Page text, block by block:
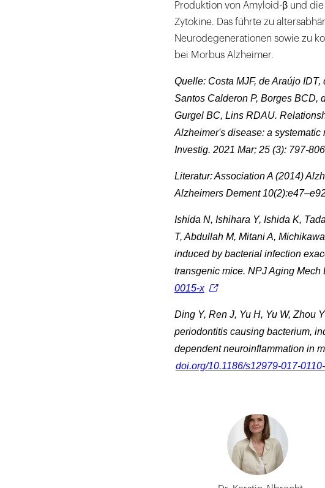
Produktion von Amyloid-β und
Zytokine. Das führte zu
Neurodegenerationen sowie zu
bei Morbus Alzheimer.
Quelle: Costa MJF, de Araújo
Santos Calderon P, Borges BCD,
Gurgel BC, Lins RDAU.
Alzheimer's disease: a
Investig. 2021 Mar; 25 (3): 797-
Literatur: Association A (2014)
Alzheimers Dement
Ishida N, Ishihara Y, Ishida K,
T, Abdullah M, Mitani A,
induced by bacterial infection
transgenic mice. NPJ Aging Mech
0015-x
Ding Y, Ren J, Yu H, Yu W, Zhou
periodontitis causing bacterium,
dependent neuroinflammation in
doi.org/10.1186/s12979-017-